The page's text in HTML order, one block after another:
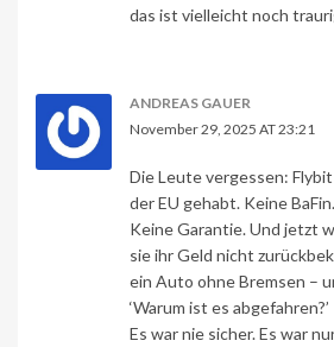
das ist vielleicht noch
ANDREAS GAUER
November 29, 2025 AT 23:21
Die Leute vergessen:
der EU gehabt. Keine
Keine Garantie. Und jetzt
sie ihr Geld nicht
ein Auto ohne Bremsen –
‘Warum ist es abgefahren?’
Es war nie sicher. Es war